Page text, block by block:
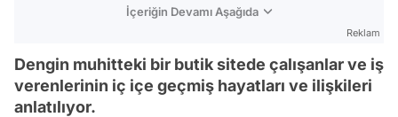
İçeriğin Devamı Aşağıda
Reklam
Dengin muhitteki bir butik sitede çalışanlar ve iş
verenlerinin iç içe geçmiş hayatları ve ilişkileri
anlatılıyor.